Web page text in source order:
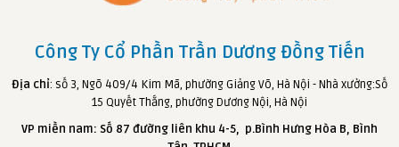
Công Ty Cổ Phần Trần Dương Đồng Tiến
Địa chỉ: số 3, Ngõ 409/4 Kim Mã, phường Giảng Võ, Hà Nội - Nhà xưởng:Số
15 Quyết Thắng, phường Dương Nội, Hà Nội
VP miền nam: Số 87 đường liên khu 4-5, p.Bình Hưng Hòa B, Bình